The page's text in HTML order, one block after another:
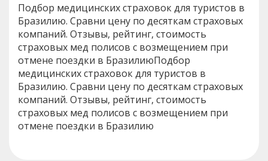
Подбор медицинских страховок для туристов в
Бразилию. Сравни цену по десяткам страховых
компаний. Отзывы, рейтинг, стоимость
страховых мед полисов с возмещением при
отмене поездки в БразилиюПодбор
медицинских страховок для туристов в
Бразилию. Сравни цену по десяткам страховых
компаний. Отзывы, рейтинг, стоимость
страховых мед полисов с возмещением при
отмене поездки в Бразилию